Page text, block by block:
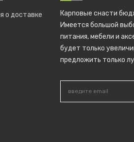
о доставке
Карповые снасти
Имеется большой
питания, мебели и
будет только
предложить только